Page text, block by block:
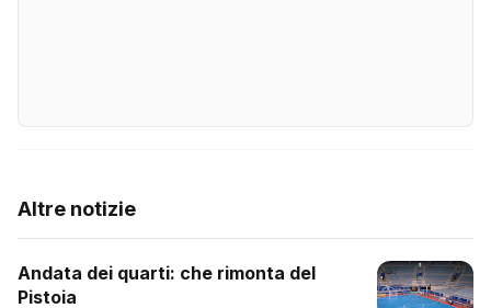
Altre notizie
Andata dei quarti: che rimonta del
Pistoia